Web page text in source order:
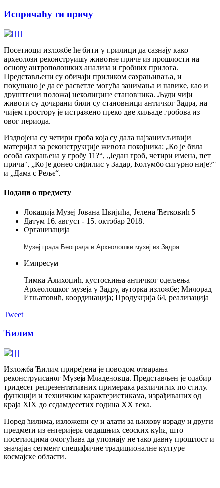
Испричаћу ти причу
Посетиоци изложбе ће бити у прилици да сазнају како
археолози реконструишу животне приче из прошлости на
основу антрополошких анализа и гробних прилога.
Представљени су обичаји приликом сахрањивања, и
покушано је да се расветле могућа занимања и навике, као и
друштвени положај неколицине становника. Људи чији
животи су дочарани били су становници античког Задра, на
чијем простору је истражено преко две хиљаде гробова из
овог периода.
Издвојена су четири гроба која су дала најзанимљивији
материјал за реконструкције живота покојника: „Ко је била
особа сахрањена у гробу 11?“, „Један гроб, четири имена, пет
прича“, „Ко је донео сифилис у Задар, Колумбо сигурно није?“
и „Дама с Реље“.
Подаци о предмету
Локација Музеј Јована Цвијића, Јелена Ћетковић 5
Датум 16. август - 15. октобар 2018.
Организација
Музеј града Београда и Археолошки музеј из Задра
Импресум
Тимка Алихоџић, кустоскиња античког одељења
Археолошког музеја у Задру, ауторка изложбе; Милорад
Игњатовић, координација; Продукција 64, реализација
Tweet
Ћилим
Изложба Ћилим приређена је поводом отварања
реконструисаног Музеја Младеновца. Представљен је одабир
тридесет репрезентативних примерака различитих по стилу,
функцији и техничким карактеристикама, израђиваних од
краја XIX до седамдесетих година XX века.
Поред ћилима, изложени су и алати за њихову израду и други
предмети из ентеријера овдашњих сеоских кућа, што
посетиоцима омогућава да упознају не тако давну прошлост и
значајан сегмент специфичне традиционалне културе
космајске области.